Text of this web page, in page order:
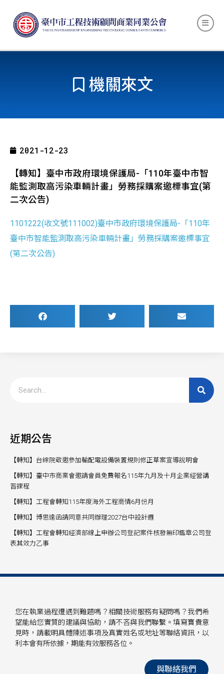
機關來文
2021-12-23
【轉知】臺中市政府環境保護局-「110年臺中市智
能監測取高污染車輛計畫」勞務採購案邀標事宜(第
二次公告)
1101222(收文號111002)臺中市政府環境保護局-「110年
臺中市智能監測取高污染車輛計畫」勞務採購案邀標事宜
(第二次公告)
近期公告
【轉知】台綜院敬邀參加輸配電設備裝置規則修正草案宣導說明會
【轉知】臺中市商業會邀請會員免費報名115年九月及十月企業經營講
習課程
【轉知】工程會轉知115年度海外工程商情6月份月
【轉知】博思達函請同意共同辦理2027台中設計週
【轉知】工程會轉知經濟部線上申辦公司登記案件核發無印鑑章公司登
表其效力乙事
您在執業過程遭遇到難題嗎？相關技術服務有疑問嗎？我們希
望能給您實質的建議與協助，請不吝與我們聯繫。填寫寶貴意
見時，請載明具體陳述事項及真實姓名或地址等聯絡資訊，以
利本會有所依據，期能有效服務各位。
與聯絡我們